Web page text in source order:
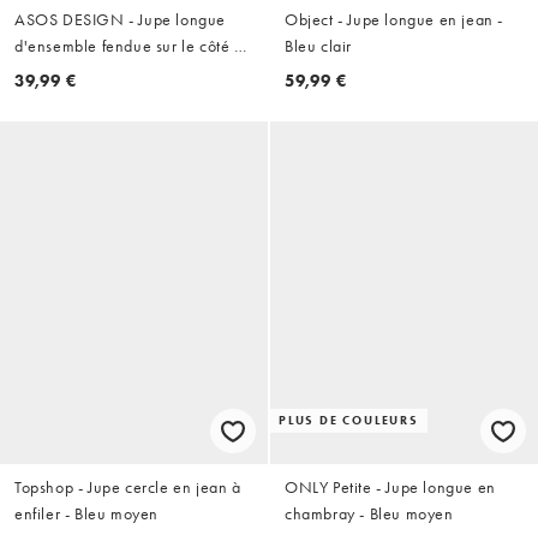
ASOS DESIGN - Jupe longue
d'ensemble fendue sur le côté en
tissu transparent - Bleu
39,99 €
Object - Jupe longue en jean -
Bleu clair
59,99 €
Topshop - Jupe cercle en jean à
enfiler - Bleu moyen
PLUS DE COULEURS
ONLY Petite - Jupe longue en
chambray - Bleu moyen